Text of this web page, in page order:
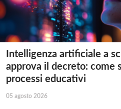
Intelligenza artificiale a
approva il decreto: come
processi educativi
05 agosto 2026